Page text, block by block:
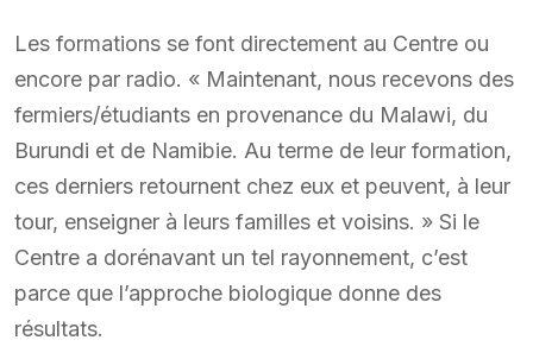
Les formations se font directement au Centre ou
encore par radio. « Maintenant, nous recevons des
fermiers/étudiants en provenance du Malawi, du
Burundi et de Namibie. Au terme de leur formation,
ces derniers retournent chez eux et peuvent, à leur
tour, enseigner à leurs familles et voisins. » Si le
Centre a dorénavant un tel rayonnement, c’est
parce que l’approche biologique donne des
résultats.